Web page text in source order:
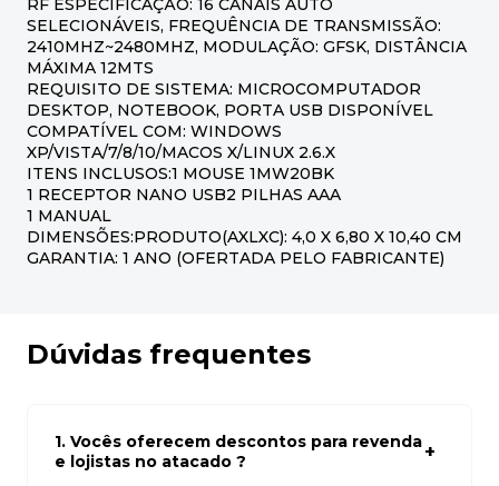
RF ESPECIFICAÇÃO: 16 CANAIS AUTO
SELECIONÁVEIS, FREQUÊNCIA DE TRANSMISSÃO:
2410MHZ~2480MHZ, MODULAÇÃO: GFSK, DISTÂNCIA
MÁXIMA 12MTS
REQUISITO DE SISTEMA: MICROCOMPUTADOR
DESKTOP, NOTEBOOK, PORTA USB DISPONÍVEL
COMPATÍVEL COM: WINDOWS
XP/VISTA/7/8/10/MACOS X/LINUX 2.6.X
ITENS INCLUSOS:1 MOUSE 1MW20BK
1 RECEPTOR NANO USB2 PILHAS AAA
1 MANUAL
DIMENSÕES:PRODUTO(AXLXC): 4,0 X 6,80 X 10,40 CM
GARANTIA: 1 ANO (OFERTADA PELO FABRICANTE)
Dúvidas frequentes
1. Vocês oferecem descontos para revenda
e lojistas no atacado ?